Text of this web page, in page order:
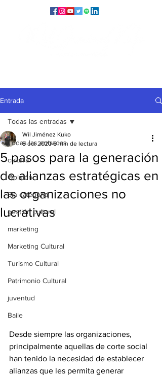
Entrada
Todas las entradas
cultura
Opinión
Sin categoría
gestión cultural
marketing
Marketing Cultural
Turismo Cultural
Patrimonio Cultural
juventud
Baile
Todas las entradas
5 pasos para la generación
de alianzas estratégicas en
las organizaciones no
lucrativas
Wil Jiménez Kuko
8 oct 2020 6 min de lectura
Desde siempre las organizaciones,
principalmente aquellas de corte social
han tenido la necesidad de establecer
alianzas que les permita generar